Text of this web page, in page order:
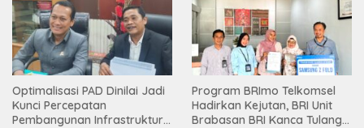
Optimalisasi PAD Dinilai Jadi
Kunci Percepatan
Pembangunan Infrastruktur
Program BRImo Telkomsel
Hadirkan Kejutan, BRI Unit
Brabasan BRI Kanca Tulang